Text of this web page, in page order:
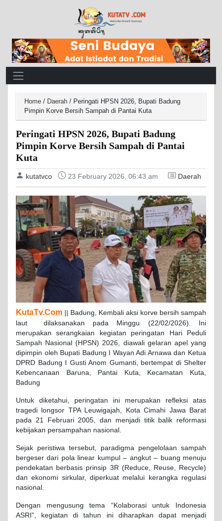
Main Navigation
Home / Daerah / Peringati HPSN 2026, Bupati Badung
Pimpin Korve Bersih Sampah di Pantai Kuta
Peringati HPSN 2026, Bupati Badung
Pimpin Korve Bersih Sampah di Pantai
Kuta
kutatvco 23 February 2026, 06:43 am Daerah
KutaTv.Com || Badung, Kembali aksi korve bersih sampah
laut dilaksanakan pada Minggu (22/02/2026). Ini
merupakan serangkaian kegiatan peringatan Hari Peduli
Sampah Nasional (HPSN) 2026, diawali gelaran apel yang
dipimpin oleh Bupati Badung I Wayan Adi Arnawa dan Ketua
DPRD Badung I Gusti Anom Gumanti, bertempat di Shelter
Kebencanaan Baruna, Pantai Kuta, Kecamatan Kuta,
Badung
Untuk diketahui, peringatan ini merupakan refleksi atas
tragedi longsor TPA Leuwigajah, Kota Cimahi Jawa Barat
pada 21 Februari 2005, dan menjadi titik balik reformasi
kebijakan persampahan nasional.
Sejak peristiwa tersebut, paradigma pengelolaan sampah
bergeser dari pola linear kumpul – angkut – buang menuju
pendekatan berbasis prinsip 3R (Reduce, Reuse, Recycle)
dan ekonomi sirkular, diperkuat melalui kerangka regulasi
nasional.
Dengan mengusung tema “Kolaborasi untuk Indonesia
ASRI”, kegiatan di tahun ini diharapkan dapat menjadi